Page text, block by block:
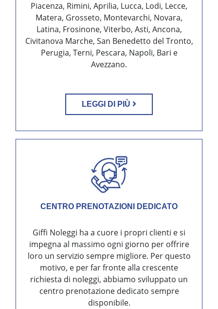
Piacenza, Rimini, Aprilia, Lucca, Lodi, Lecce,
Matera, Grosseto, Montevarchi, Novara,
Latina, Frosinone, Viterbo, Asti, Ancona,
Civitanova Marche, San Benedetto del Tronto,
Perugia, Terni, Pescara, Napoli, Bari e
Avezzano.
LEGGI DI PIÙ
CENTRO PRENOTAZIONI DEDICATO
Giffi Noleggi ha a cuore i propri clienti e si
impegna al massimo ogni giorno per offrire
loro un servizio sempre migliore. Per questo
motivo, e per far fronte alla crescente
richiesta di noleggi, abbiamo sviluppato un
centro prenotazione dedicato sempre
disponibile.